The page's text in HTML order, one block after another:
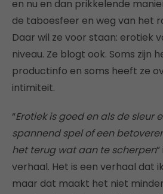
en nu en dan prikkelende
de taboesfeer en weg van het
Daar wil ze voor staan: erotiek
niveau. Ze blogt ook. Soms zijn
productinfo en soms heeft ze
intimiteit.
“Erotiek is goed en als de sleur
spannend spel of een
het terug wat aan te scherpen
verhaal. Het is een verhaal dat
maar dat maakt het niet